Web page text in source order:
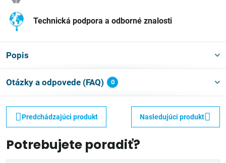
Technická podpora a odborné znalosti
Popis
Otázky a odpovede (FAQ) 0
Predchádzajúci produkt Nasledujúci produkt
Potrebujete poradiť?